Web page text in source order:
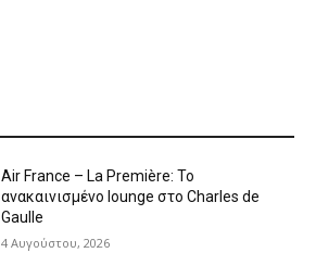
Air France – La Première: Το
ανακαινισμένο lounge στο Charles de
Gaulle
4 Αυγούστου, 2026